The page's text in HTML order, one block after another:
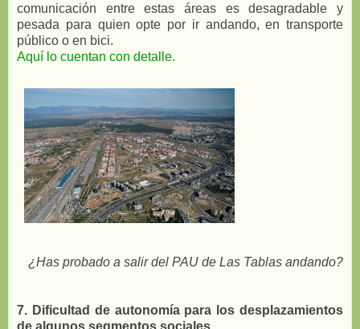
comunicación entre estas áreas es desagradable y
pesada para quien opte por ir andando, en transporte
público o en bici.
Aquí lo cuentan con detalle.
¿Has probado a salir del PAU de Las Tablas andando?
7. Dificultad de autonomía para los desplazamientos
de algunos segmentos sociales